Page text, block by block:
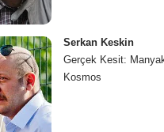
Serkan Keskin
Gerçek Kesit:
Kosmos